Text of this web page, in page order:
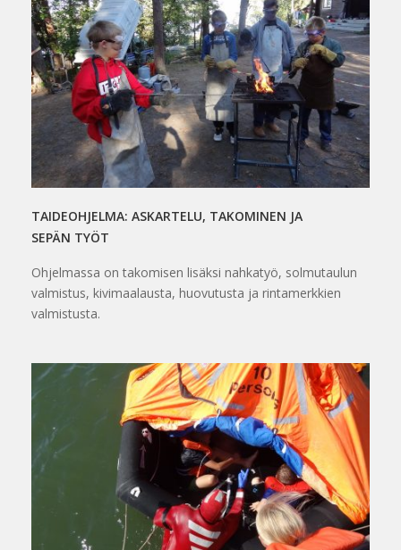
TAIDEOHJELMA: ASKARTELU, TAKOMINEN JA
SEPÄN TYÖT
Ohjelmassa on takomisen lisäksi nahkatyö, solmutaulun
valmistus, kivimaalausta, huovutusta ja rintamerkkien
valmistusta.